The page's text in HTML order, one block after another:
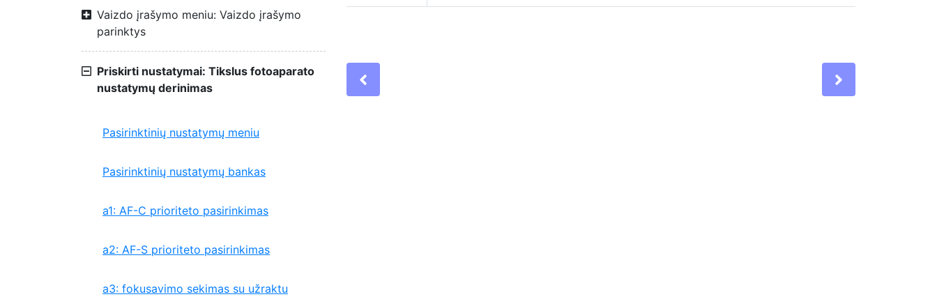
Vaizdo įrašymo meniu: Vaizdo įrašymo
parinktys
Priskirti nustatymai: Tikslus fotoaparato
nustatymų derinimas
Pasirinktinių nustatymų meniu
Pasirinktinių nustatymų bankas
a1: AF-C prioriteto pasirinkimas
a2: AF-S prioriteto pasirinkimas
a3: fokusavimo sekimas su užraktu